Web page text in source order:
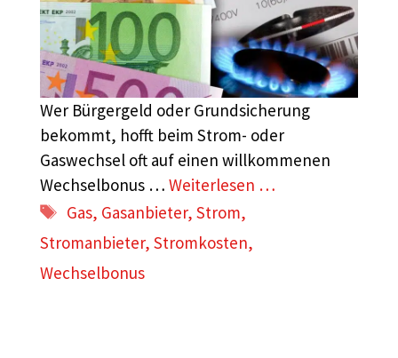
Wer Bürgergeld oder Grundsicherung
bekommt, hofft beim Strom- oder
Gaswechsel oft auf einen willkommenen
Wechselbonus … Weiterlesen …
Schlagwörter
Gas, Gasanbieter,Strom,
Stromanbieter, Stromkosten,
Wechselbonus